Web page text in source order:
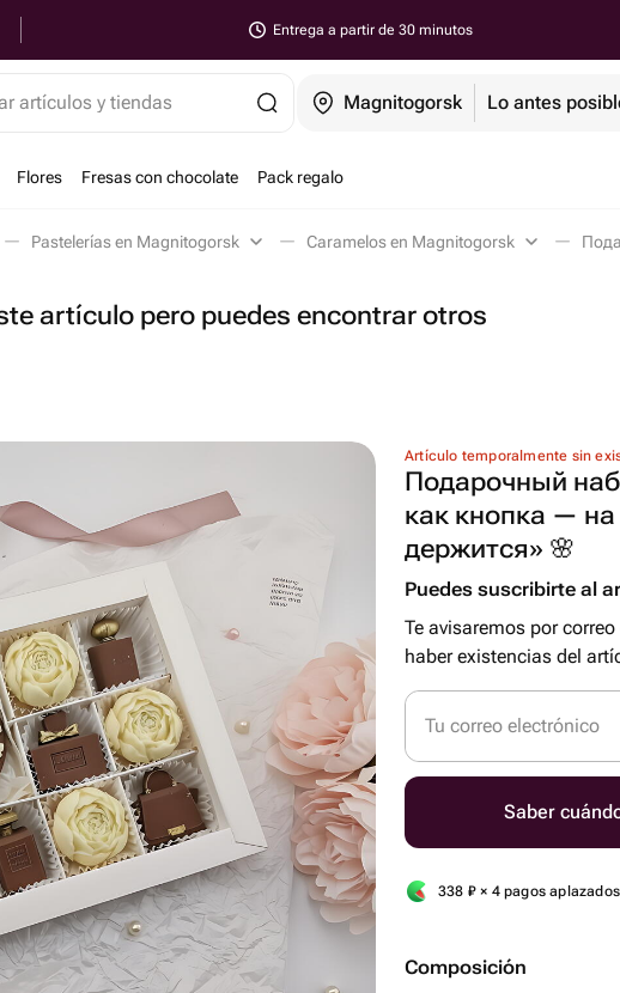
Entrega a partir de 30 minutos
artículos y tiendas Magnitogorsk Lo antes
Flores Fresas con chocolate Pack regalo
Pastelerías en Magnitogorsk Caramelos en Magnitogorsk
artículo pero puedes encontrar otros
Artículo temporalmente sin
Подарочный
как кнопка — на
держится» 🌸
Puedes suscribirte al
Te avisaremos por
haber existencias del
Tu correo electrónico
Saber
338 ₽ × 4 pagos aplazados
Composición